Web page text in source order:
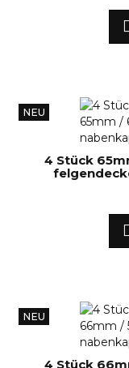
NEU
4 Stück
NEU
4 Stück